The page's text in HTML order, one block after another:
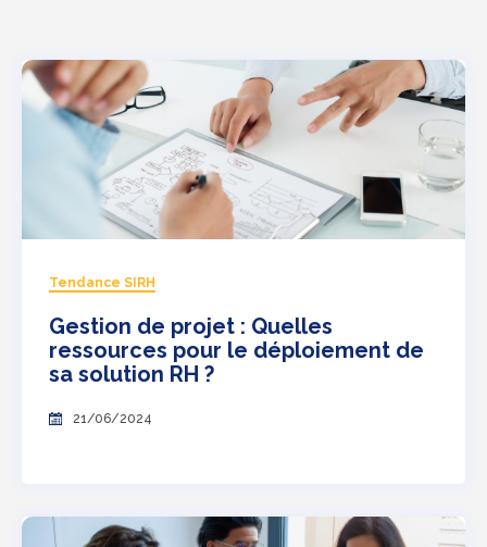
Tendance SIRH
Gestion de projet : Quelles
ressources pour le déploiement de
sa solution RH ?
21/06/2024